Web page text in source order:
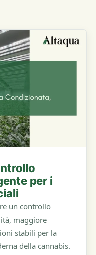
per i
un controllo
maggiore
stabili per la
della cannabis.